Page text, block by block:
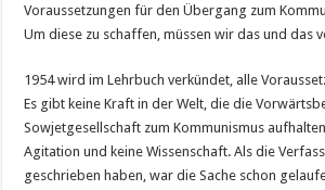
Voraussetzungen für den Übergang zum
Um diese zu schaffen, müssen wir das und das
1954 wird im Lehrbuch verkündet, alle
Es gibt keine Kraft in der Welt, die die
Sowjetgesellschaft zum Kommunismus
Agitation und keine Wissenschaft. Als die
geschrieben haben, war die Sache schon